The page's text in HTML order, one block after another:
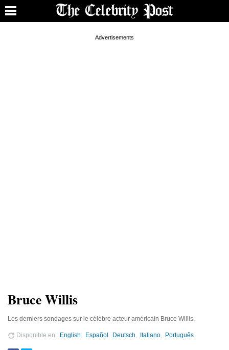
Bruce Willis
Les derniers sondages sur le célèbre acteur américain Bruce Willis.
Disponible en English Español Deutsch Italiano Português